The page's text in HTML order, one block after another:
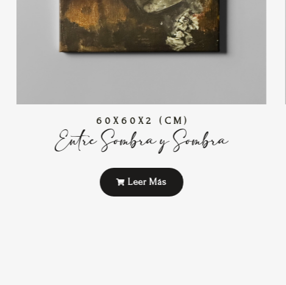
60X60X2 (CM)
Entre Sombra y Sombra
Leer Más